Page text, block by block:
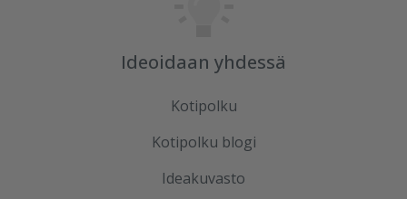
Ideoidaan yhdessä
Kotipolku
Kotipolku blogi
Ideakuvasto